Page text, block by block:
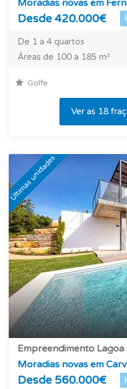
Moradias novas em
Desde 420.000€
De 1 a 4 quartos
Áreas de 100 a 185 m²
Golfe
Ver as 18
Últimas unidades
Empreendimento Lagoa
Moradias novas em
Desde 560.000€